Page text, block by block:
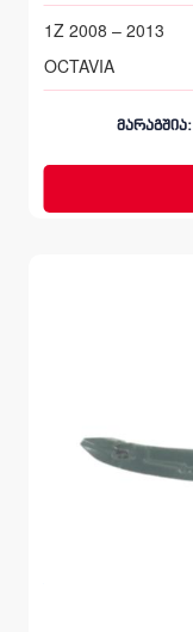
1Z 2008 – 2013
OCTAVIA
მარაგშია: